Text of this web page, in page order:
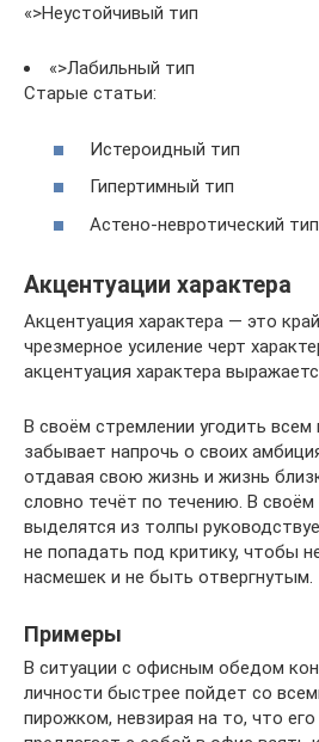
«>Неустойчивый тип
«>Лабильный тип
Старые статьи:
Истероидный тип
Гипертимный тип
Астено-невротический тип
Акцентуации характера
Акцентуация характера — это
чрезмерное усиление черт
акцентуация характера
В своём стремлении угодить всем
забывает напрочь о своих
отдавая свою жизнь и жизнь
словно течёт по течению. В своём
выделятся из толпы
не попадать под критику, чтобы
насмешек и не быть отвергнутым.
Примеры
В ситуации с офисным обедом
личности быстрее пойдет со
пирожком, невзирая на то, что его